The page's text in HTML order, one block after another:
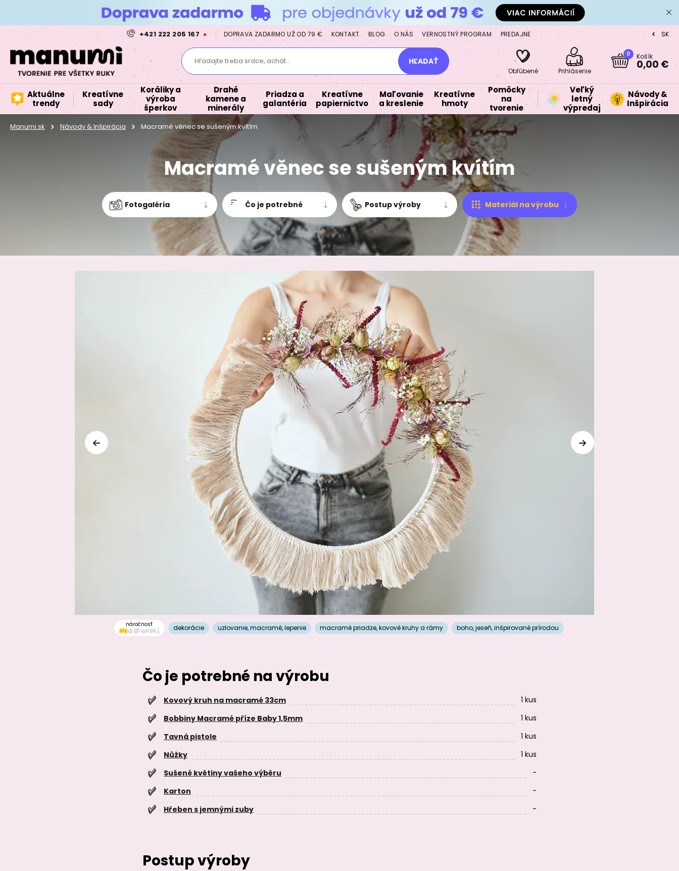
+421 222 205 167 DOPRAVA ZADARMO UŽ OD 79 € KONTAKT BLOG O NÁS VERNOSTNÝ PROGRAM PREDAJNE CZ
SK
Hľadajte treba srdce, achát... HĽADAŤ
Obľúbené Prihlásenie
0 Košík
0,00 €
Aktuálne
trendy
Kreatívne
sady
Koráliky a
výroba
šperkov
Drahé
kamene a
minerály
Priadza a
galantéria
Kreatívne
papiernictvo
Maľovanie
a kreslenie
Kreatívne
hmoty
Pomôcky
na
tvorenie
Veľký
letný
výpredaj
Návody &
Inšpirácia
Manumi.sk Návody & Inšpirácia Macramé věnec se sušeným kvítím
Macramé věnec se sušeným kvítím
Fotogaléria Čo je potrebné Postup výroby Materiál na výrobu
náročnosť dekorácie uzlovanie,macramé,lepenie macramé priadze,kovové kruhy a rámy boho,jeseň,inšpirované prírodou
Čo je potrebné na výrobu
Kovový kruh na macramé 33cm
1 kus
Bobbiny Macramé příze Baby 1,5mm
1 kus
Tavná pistole
1 kus
Nůžky
1 kus
Sušené květiny vašeho výběru
-
Karton
-
Hřeben s jemnými zuby
-
Postup výroby